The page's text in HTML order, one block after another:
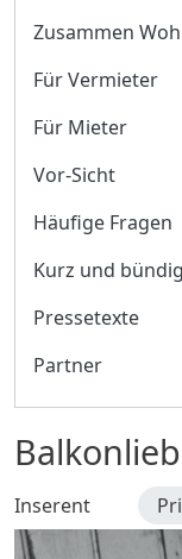
Inserent
Zusammen
Für Vermieter
Für Mieter
Vor-Sicht
Häufige Fragen
Kurz und bündig
Pressetexte
Partner